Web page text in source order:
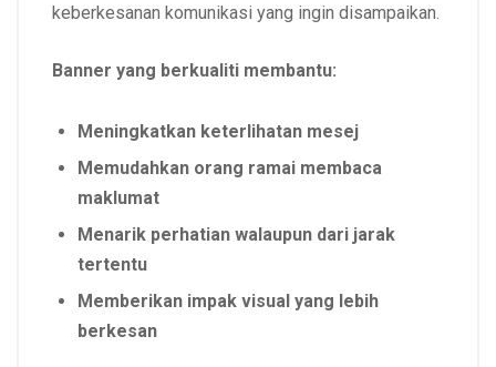
keberkesanan komunikasi yang ingin disampaikan.
Banner yang berkualiti membantu:
Meningkatkan keterlihatan mesej
Memudahkan orang ramai membaca
maklumat
Menarik perhatian walaupun dari jarak
tertentu
Memberikan impak visual yang lebih
berkesan